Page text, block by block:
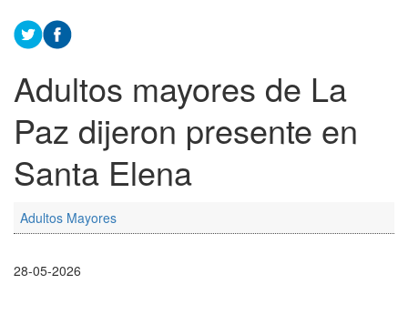
Adultos mayores de La
Paz dijeron presente en
Santa Elena
Adultos Mayores
28-05-2026